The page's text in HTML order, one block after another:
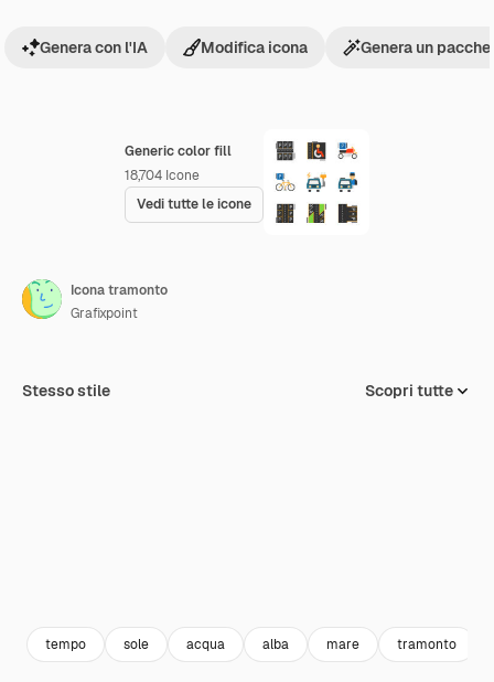
Generic color fill
18,704 Icone
Vedi tutte le icone
Genera con l'IA Modifica icona Genera un
Icona tramonto
Grafixpoint
Stesso stile Scopri tutte
tempo sole acqua alba mare tramonto